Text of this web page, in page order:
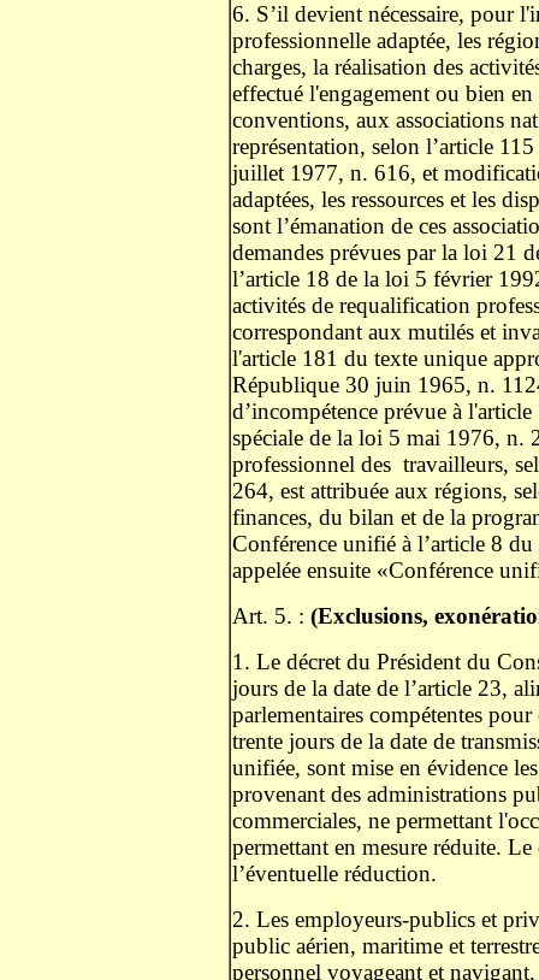
6. S’il devient nécessaire, pour
professionnelle adaptée, les
charges, la réalisation des
effectué l'engagement ou bien
conventions, aux associations
représentation, selon l’article
juillet 1977, n. 616, et
adaptées, les ressources et les
sont l’émanation de ces
demandes prévues par la loi 21
l’article 18 de la loi 5 février
activités de requalification
correspondant aux mutilés et
l'article 181 du texte unique
République 30 juin 1965, n.
d’incompétence prévue à
spéciale de la loi 5 mai 1976, n.
professionnel des travailleurs,
264, est attribuée aux régions,
finances, du bilan et de la
Conférence unifié à l’article 8
appelée ensuite «Conférence
Art. 5. : (Exclusions,
1. Le décret du Président du
jours de la date de l’article 23,
parlementaires compétentes
trente jours de la date de
unifiée, sont mise en évidence
provenant des administrations
commerciales, ne permettant
permettant en mesure réduite.
l’éventuelle réduction.
2. Les employeurs-publics et
public aérien, maritime et
personnel voyageant et